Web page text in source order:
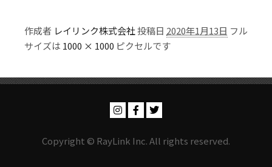
作成者 レイリンク株式会社投稿日 2020年1月13日 フル
サイズは 1000 × 1000 ピクセルです
Copyright © RayLink Inc. All rights reserved.